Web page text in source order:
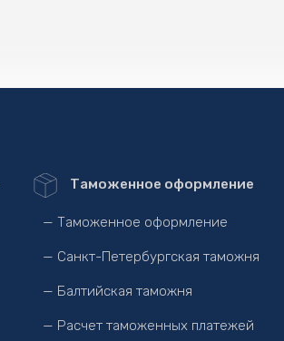
Таможенное оформление
— Таможенное оформление
— Санкт-Петербургская таможня
— Балтийская таможня
— Расчет таможенных платежей